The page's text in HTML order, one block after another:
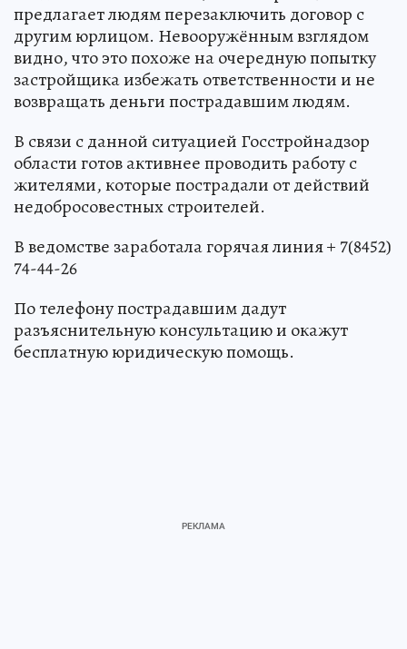
предлагает людям перезаключить договор с
другим юрлицом. Невооружённым взглядом
видно, что это похоже на очередную попытку
застройщика избежать ответственности и не
возвращать деньги пострадавшим людям.
В связи с данной ситуацией Госстройнадзор
области готов активнее проводить работу с
жителями, которые пострадали от действий
недобросовестных строителей.
В ведомстве заработала горячая линия + 7(8452)
74-44-26
По телефону пострадавшим дадут
разъяснительную консультацию и окажут
бесплатную юридическую помощь.